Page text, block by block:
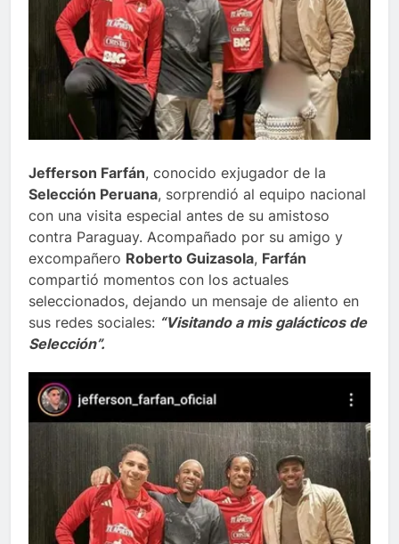
Jefferson Farfán, conocido exjugador de la
Selección Peruana, sorprendió al equipo nacional
con una visita especial antes de su amistoso
contra Paraguay. Acompañado por su amigo y
excompañero Roberto Guizasola, Farfán
compartió momentos con los actuales
seleccionados, dejando un mensaje de aliento en
sus redes sociales: “Visitando a mis galácticos de
Selección”.